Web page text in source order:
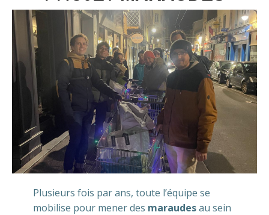
Plusieurs fois par ans, toute l’équipe se
mobilise pour mener des maraudesau sein